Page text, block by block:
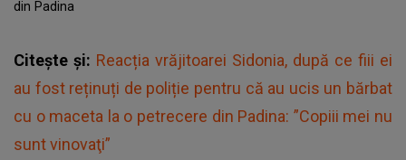
din Padina
Citește și: Reacția vrăjitoarei Sidonia, după ce fiii ei
au fost reținuți de poliție pentru că au ucis un bărbat
cu o maceta la o petrecere din Padina: ”Copiii mei nu
sunt vinovaţi”